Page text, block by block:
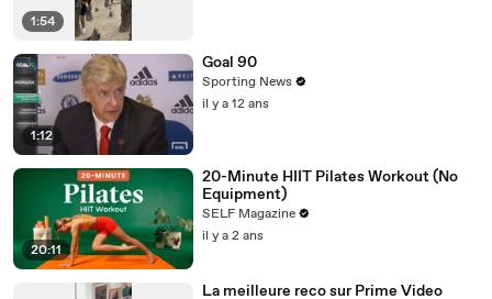
1:54
1:12
Goal 90
Sporting News
il y a 12 ans
20:11
20-Minute HIIT Pilates Workout (No
Equipment)
SELF Magazine
il y a 2 ans
La meilleure reco sur Prime Video